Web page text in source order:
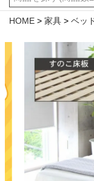
店舗一覧
キーワード・商品番
最短発送 冷感ラグ
HOME 家具 ベッ